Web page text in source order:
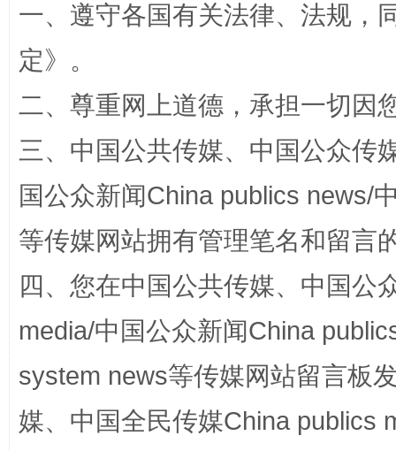
国家大学科技园优化重塑工作
扯下公款旅游的“隐身衣” 如何以
一、遵守各国有关法律、法规，
定》。
二、尊重网上道德，承担一切因
三、中国公共传媒、中国公众传
国公众新闻China publics news/
等传媒网站拥有管理笔名和留言
四、您在中国公共传媒、中国公
media/中国公众新闻China
system news等传媒网站留言板
媒、中国全民传媒China publics